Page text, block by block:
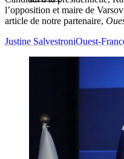
l’opposition et maire de
article de notre partenaire,
Justine SalvestroniOuest-